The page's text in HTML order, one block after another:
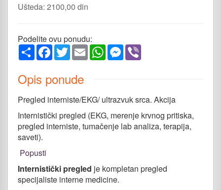
Ušteda: 2100,00 din
Podelite ovu ponudu:
ShareFacebook
TwitterEmailWhatsAppMessenger
Opis ponude
Pregled interniste/EKG/ ultrazvuk srca. Akcija
Internistički pregled (EKG, merenje krvnog pritiska,
pregled interniste, tumačenje lab analiza, terapija,
saveti).
Popusti
Internistički pregled je kompletan pregled
specijaliste interne medicine.